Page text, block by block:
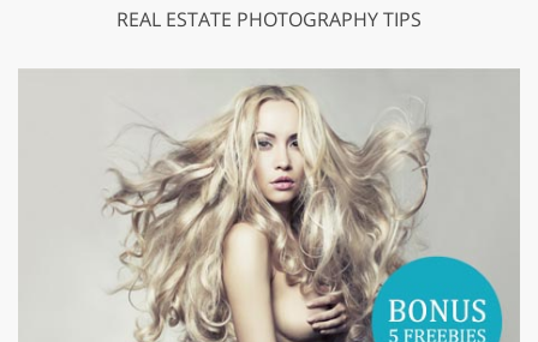
REAL ESTATE PHOTOGRAPHY TIPS